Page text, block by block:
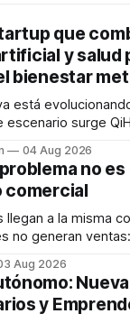
que
y salud
bienestar
está
escenario surge
inteligencia
ayudar a las
salud metabólica.
04 Aug 2026
no
comercial
llegan a la misma
no generan
suele estar en otro
el podcast SER
que
Aug 2026
y